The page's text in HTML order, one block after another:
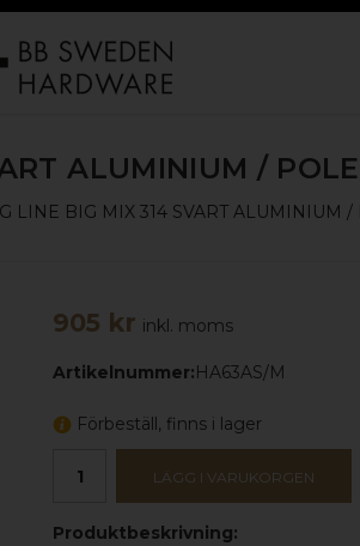
ALUMINIUM /
LINE BIG MIX 314 SVART ALUMINIUM
905 kr inkl. moms
Artikelnummer:HA63AS/M
Förbeställ, finns i lager
LÄGG I VARUKORGEN
Produktbeskrivning: